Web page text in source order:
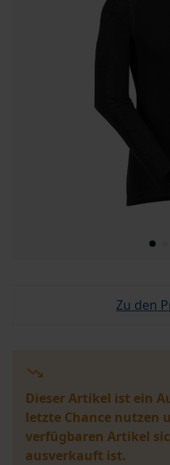
Zu den
Dieser Artikel ist ein
letzte Chance nutzen
verfügbaren Artikel
ausverkauft ist.